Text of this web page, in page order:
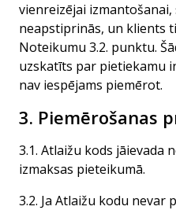
vienreizējai
neapstiprinās, un klients
Noteikumu 3.2. punktu.
uzskatīts par pietiekamu
nav iespējams piemērot.
3. Piemērošanas
3.1. Atlaižu kods jāievada
izmaksas pieteikumā.
3.2. Ja Atlaižu kodu nevar